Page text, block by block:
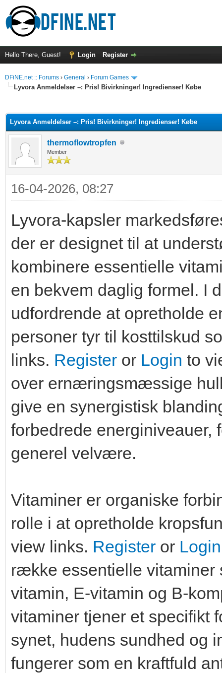
Hello There, Guest! Login Register
DFiNE.net :: Forums › General › Forum Games
Lyvora Anmeldelser –: Pris! Bivirkninger! Ingredienser! Købe
Lyvora Anmeldelser –: Pris! Bivirkninger! Ingredienser! Købe
thermoflowtropfen
Member
16-04-2026, 08:27
Lyvora-kapsler
der er designet til at
kombinere essentielle
en bekvem daglig formel. I
udfordrende at opretholde
personer tyr til kosttilskud
links. Register or Login to
over ernæringsmæssige
give en synergistisk
forbedrede energiniveauer,
generel velvære.
Vitaminer er organiske
rolle i at opretholde
view links. Register or Login
række essentielle vitaminer
vitamin, E-vitamin og B-
vitaminer tjener et specifikt
synet, hudens sundhed og
fungerer som en kraftfuld